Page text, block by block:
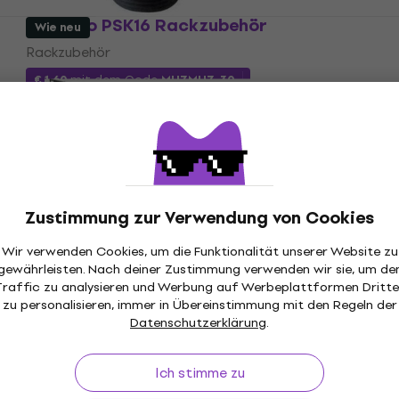
Zustimmung zur Verwendung von Cookies
Wir verwenden Cookies, um die Funktionalität unserer Website zu
Nach deiner Zustimmung verwenden wir sie, um
zu analysieren und Werbung auf Werbeplattformen
zu personalisieren, immer in Übereinstimmung mit den Regeln der
Datenschutzerklärung.
Ich stimme zu
Bespeco PSK16 Rackzubehör
Rackzubehör
€ 1,60mit dem CodeMUZMUZ-30
Wie neu
Rackzubehör
€ 11,50€ 12,80
Auf Lager
Bespeco PR2K Rackzubehör (Nur
ausgepackt)